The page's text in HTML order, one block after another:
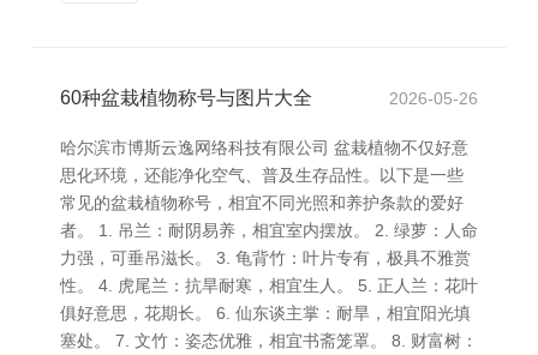
60种盆栽植物称号与图片大全 2026-05-26
哈尔滨市博斯云逸网络科技有限公司 盆栽植物不仅好意
思化环境，还能净化空气、普及生存品性。以下是一些
常见的盆栽植物称号，相宜不同光照和养护条款的爱好
者。 1. 吊兰：耐阴易养，相宜室内摆放。 2. 绿萝：人命
力强，可垂吊滋长。 3. 龟背竹：叶片专有，极具不雅赏
性。 4. 虎尾兰：抗旱耐寒，相宜生人。 5. 正人兰：花叶
俱好意思，花期长。 6. 仙东谈主掌：耐旱，相宜阳光填
塞处。 7. 文竹：姿态优雅，相宜书斋笼罩。 8. 财富树：